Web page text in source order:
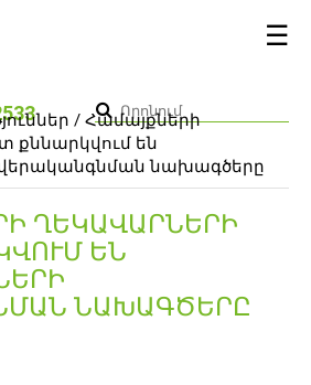
☰
/ Համայքների
քննարկվում են
նախագծերը
ՂԵԿԱՎԱՐՆԵՐԻ
ԵՆ
ՆԱԽԱԳԾԵՐԸ